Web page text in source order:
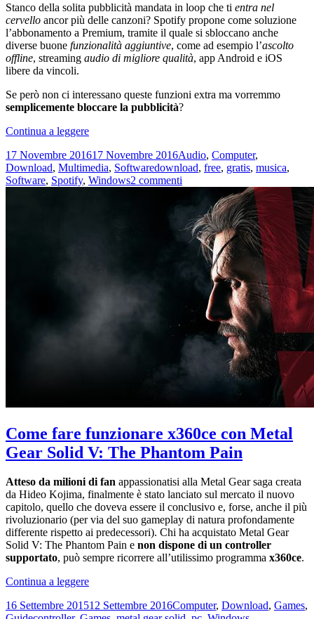
Stanco della solita pubblicità mandata in loop che ti entra nel
cervello ancor più delle canzoni? Spotify propone come soluzione
l’abbonamento a Premium, tramite il quale si sbloccano anche
diverse buone funzionalità aggiuntive, come ad esempio l’ascolto
offline, streaming audio di migliore qualità, app Android e iOS
libere da vincoli.
Se però non ci interessano queste funzioni extra ma vorremmo
semplicemente bloccare la pubblicità?
Continua a leggereCome
la
Pubblicità
su
Scritto
il
17 Novembre 201617 Novembre 2016Categorie
Audio, Computer,
Download, Multimedia, SoftwareTag
download, free, gratis, musica,
Software, Spotify, Windows2 commenti
bloccare
la
Pubblicità
su
Spotify
account
Premium
Come fare funzionare x360ce con Metal
Gear Solid V: The Phantom Pain
Atteso da milioni di fan appassionatisi alla Metal Gear saga creata
da Hideo Kojima, finalmente è stato lanciato sul mercato il nuovo
capitolo, quello che doveva essere il conclusivo e, forse, anche il più
rivoluzionario (per via del suo gameplay di natura profondamente
differente rispetto ai predecessori). Chi ha acquistato Metal Gear
Solid V: The Phantom Pain e non dispone di un controller
supportato, può sempre ricorrere all’utilissimo programma x360ce.
Continua a leggereCome
funzionare
Scritto
16 Settembre 201512 Settembre 2016Categorie
Computer, Download, Games,